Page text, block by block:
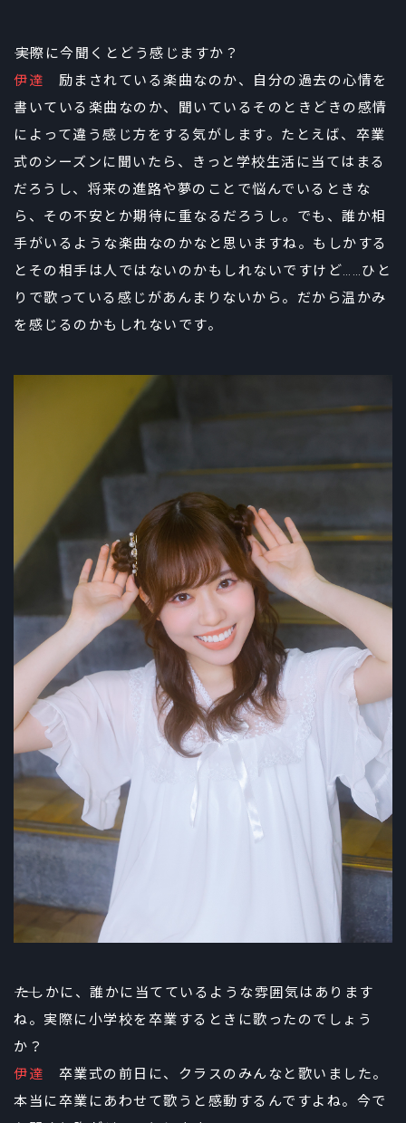
――実際に今聞くとどう感じますか？
伊達 励まされている楽曲なのか、自分の過去の心情を
書いている楽曲なのか、聞いているそのときどきの感情
によって違う感じ方をする気がします。たとえば、卒業
式のシーズンに聞いたら、きっと学校生活に当てはまる
だろうし、将来の進路や夢のことで悩んでいるときな
ら、その不安とか期待に重なるだろうし。でも、誰か相
手がいるような楽曲なのかなと思いますね。もしかする
とその相手は人ではないのかもしれないですけど……ひと
りで歌っている感じがあんまりないから。だから温かみ
を感じるのかもしれないです。
――たしかに、誰かに当てているような雰囲気はあります
ね。実際に小学校を卒業するときに歌ったのでしょう
か？
伊達 卒業式の前日に、クラスのみんなと歌いました。
本当に卒業にあわせて歌うと感動するんですよね。今で